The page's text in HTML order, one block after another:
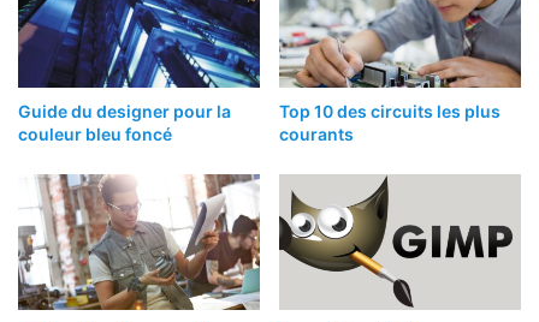
Guide du designer pour la
couleur bleu foncé
Top 10 des circuits les plus
courants